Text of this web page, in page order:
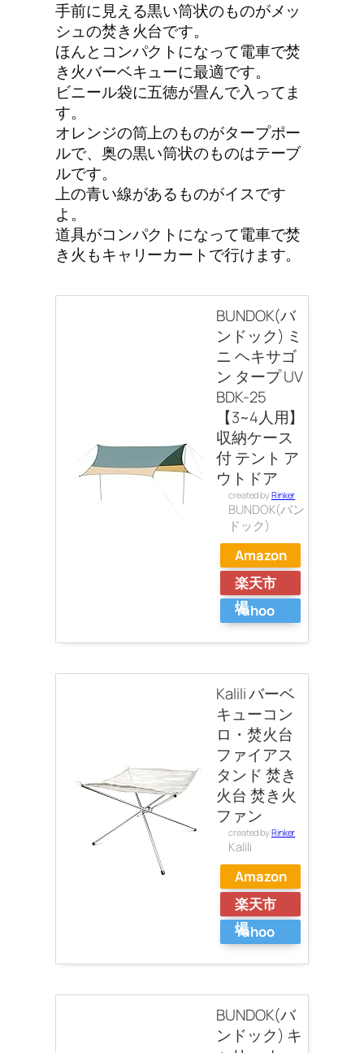
手前に見える黒い筒状のものがメッ
シュの焚き火台です。
ほんとコンパクトになって電車で焚
き火バーベキューに最適です。
ビニール袋に五徳が畳んで入ってま
す。
オレンジの筒上のものがタープポー
ルで、奥の黒い筒状のものはテーブ
ルです。
上の青い線があるものがイスです
よ。
道具がコンパクトになって電車で焚
き火もキャリーカートで行けます。
BUNDOK(バ
ンドック) ミ
ニ ヘキサゴ
ン タープ UV
BDK-25
【3~4人用】
収納ケース
付 テント ア
ウトドア
created byRinker
BUNDOK(バン
ドック)
Amazon
楽天市
場
Yahoo
Kalili バーベ
キューコン
ロ・焚火台
ファイアス
タンド 焚き
火台 焚き火
ファン
created byRinker
Kalili
Amazon
楽天市
場
Yahoo
BUNDOK(バ
ンドック) キ